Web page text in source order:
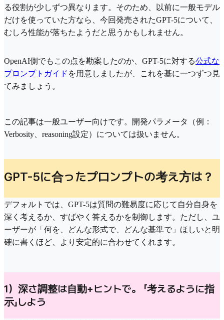
る役割が少しずつ異なります。そのため、以前に一般モデル
だけを使っていた方なら、今回発売されたGPT-5について、
むしろ性能が落ちたようだと思うかもしれません。
OpenAI側でもこの点を勘案したのか、GPT-5に対する公式な
プロンプトガイド を用意しましたが、これを基に一つずつ見
てみましょう。
この記事は一般ユーザー向けです。開発パラメータ（例：
Verbosity、reasoning設定）については扱いません。
GPT-5に合ったプロンプトの考え方は？
デフォルトでは、GPT-5は質問の難易度に応じて自分自身を
深く考えるか、すばやく答えるかを制御します。ただし、ユ
ーザーが「何を、どんな形式で、どんな基準で」ほしいと明
確に書くほど、より安定的に合わせてくれます。
1）深さ調整は自動+ヒントで。 「考えるように指
示」しよう